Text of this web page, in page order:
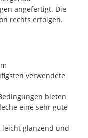
angefertigt. Die
rechts erfolgen.
verwendete
bieten
eine sehr gute
glänzend und